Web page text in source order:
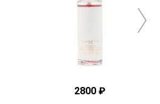
2800 ₽
В КОРЗИНУ